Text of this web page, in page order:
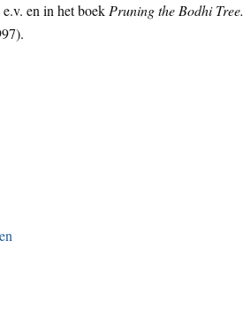
en in het boek Pruning the Bodhi Tree.